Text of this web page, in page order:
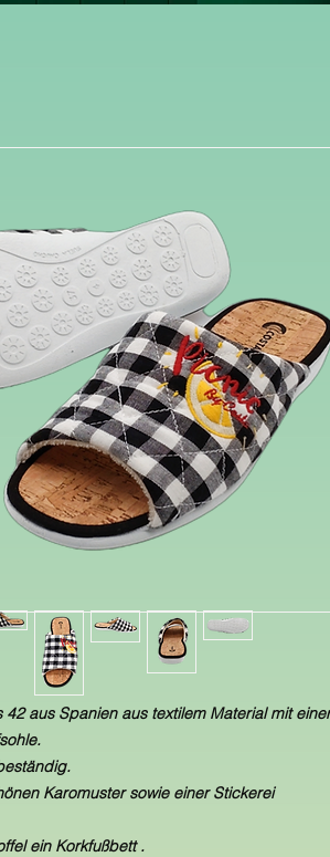
aus Spanien aus textilem Material mit einer
Karomuster sowie einer Stickerei
ein Korkfußbett .